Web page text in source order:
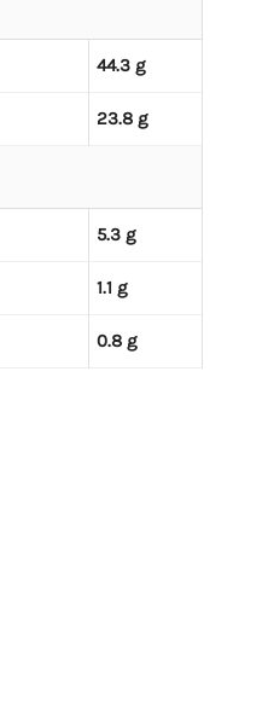
44.3 g
23.8 g
5.3 g
1.1 g
0.8 g